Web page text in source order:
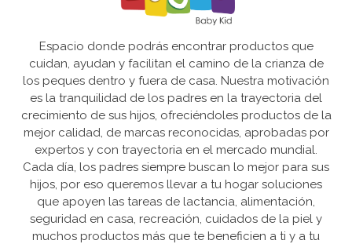
Espacio donde podrás encontrar productos que
cuidan, ayudan y facilitan el camino de la crianza de
los peques dentro y fuera de casa. Nuestra motivación
es la tranquilidad de los padres en la trayectoria del
crecimiento de sus hijos, ofreciéndoles productos de la
mejor calidad, de marcas reconocidas, aprobadas por
expertos y con trayectoria en el mercado mundial.
Cada día, los padres siempre buscan lo mejor para sus
hijos, por eso queremos llevar a tu hogar soluciones
que apoyen las tareas de lactancia, alimentación,
seguridad en casa, recreación, cuidados de la piel y
muchos productos más que te beneficien a ti y a tu